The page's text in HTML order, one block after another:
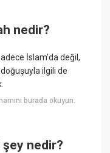
nedir?
İslam'da değil,
doğuşuyla ilgili de
burada okuyun:
nedir?